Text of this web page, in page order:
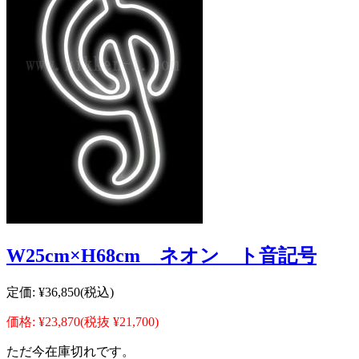
W25cm×H68cm ネオン ト音記号
定価: ¥36,850(税込)
価格: ¥23,870(税抜 ¥21,700)
ただ今在庫切れです。